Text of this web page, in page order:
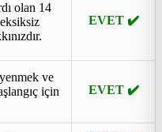
olan 14
EVET ✔️
ve
için
EVET ✔️